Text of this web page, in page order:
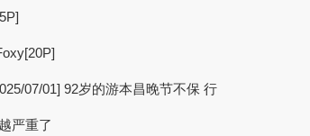
07/01] 92岁的游本昌晚节不保 行
严重了